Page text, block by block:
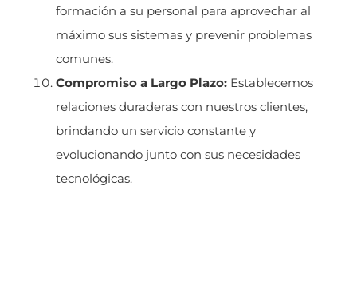
formación a su personal para aprovechar al
máximo sus sistemas y prevenir problemas
comunes.
Compromiso a Largo Plazo: Establecemos
relaciones duraderas con nuestros clientes,
brindando un servicio constante y
evolucionando junto con sus necesidades
tecnológicas.